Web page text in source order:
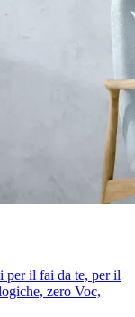
per il fai da te, per il
zero Voc,